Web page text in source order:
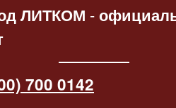
ЛИТКОМ -
700 0142